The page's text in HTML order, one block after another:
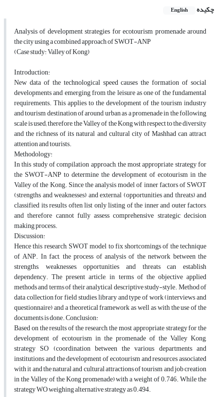
چکیده English
Analysis of development strategies for ecotourism promenade around
the city using a combined approach of SWOT-ANP
(Case study: Valley of Kong)
Introduction:
New data of the technological speed causes the formation of social
developments and emerging from the leisure as one of the fundamental
requirements. This applies to the development of the tourism industry
and tourism destination of around urban as a promenade in the following
scale is used; therefore, the Valley of the Kong with respect to the diversity
and the richness of its natural and cultural city of Mashhad can attract
attention and tourists.
Methodology:
In this study of compilation approach, the most appropriate strategy for
the SWOT-ANP to determine the development of ecotourism in the
Valley of the Kong. Since the analysis model of inner factors of SWOT
(strengths and weaknesses) and external (opportunities and threats) and
classified its results often list only listing of the inner and outer factors,
and therefore cannot fully assess comprehensive strategic decision
making process.
Discussion:
Hence this research, SWOT model to fix shortcomings of the technique
of ANP. In fact, the process of analysis of the network between the
strengths, weaknesses, opportunities and threats can establish
dependency. The present article, in terms of the objective applied
methods and terms of their analytical descriptive study-style. Method of
data collection for field studies, library and type of work (interviews and
questionnaire) and a theoretical framework as well as with the use of the
documents is done. Conclusion:
Based on the results of the research, the most appropriate strategy for the
development of ecotourism in the promenade of the Valley Kong,
strategy SO (coordination between the various departments and
institutions and the development of ecotourism and resources associated
with it and the natural and cultural attractions of tourism and job creation
in the Valley of the Kong promenade) with a weight of 0.746. While the
strategy WO weighing alternative strategy as 0.494.